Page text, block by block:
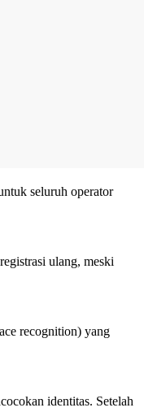
seluruh operator
ulang, meski
recognition) yang
identitas. Setelah